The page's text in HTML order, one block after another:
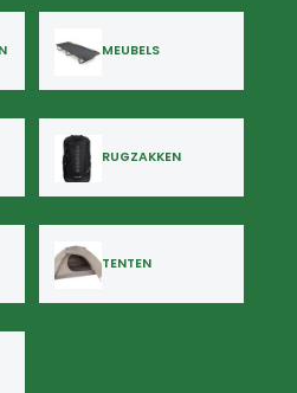
MEUBELS
RUGZAKKEN
TENTEN